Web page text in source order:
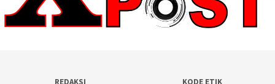
REDAKSI
KODE ETIK